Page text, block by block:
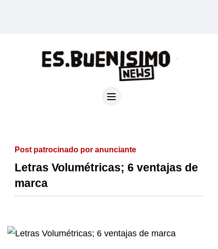
Post patrocinado por anunciante
Letras Volumétricas; 6 ventajas de
marca